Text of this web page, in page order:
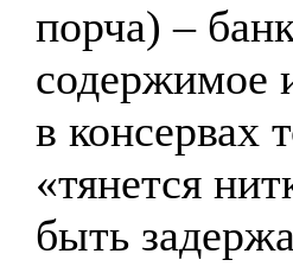
порча) –
содержимое
в консервах
«тянется
быть